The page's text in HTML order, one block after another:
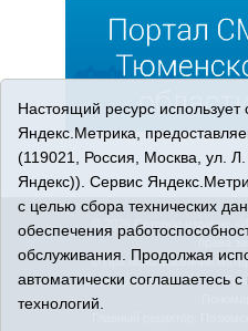
© 2026 Сетевое издание
права
© При использовании
Адрес редакции: 627750
Настоящий ресурс использует
Яндекс.Метрика,
(119021, Россия, Москва, ул.
Яндекс)). Сервис
с целью сбора технических
обеспечения
обслуживания. Продолжая
автоматически соглашаетесь
технологий.